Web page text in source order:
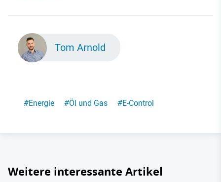
Tom Arnold
#Energie #Öl und Gas #E-Control
Weitere interessante Artikel